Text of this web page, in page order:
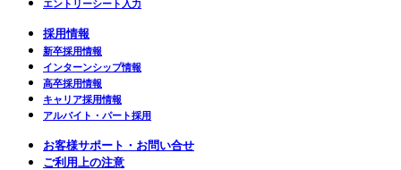
エントリーシート入力
採用情報
新卒採用情報
インターンシップ情報
高卒採用情報
キャリア採用情報
アルバイト・パート採用
お客様サポート・お問い合せ
ご利用上の注意